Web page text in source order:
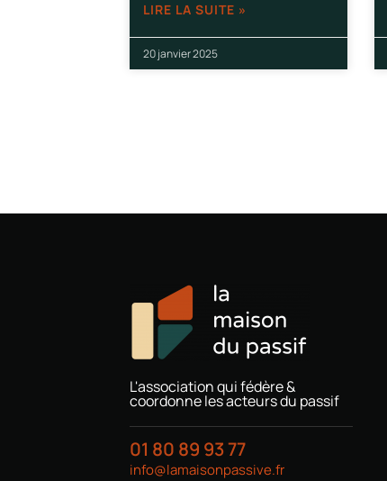
LIRE LA SUITE »
20 janvier 2025
L'association qui fédère &
coordonne les acteurs du passif
01 80 89 93 77
info@lamaisonpassive.fr